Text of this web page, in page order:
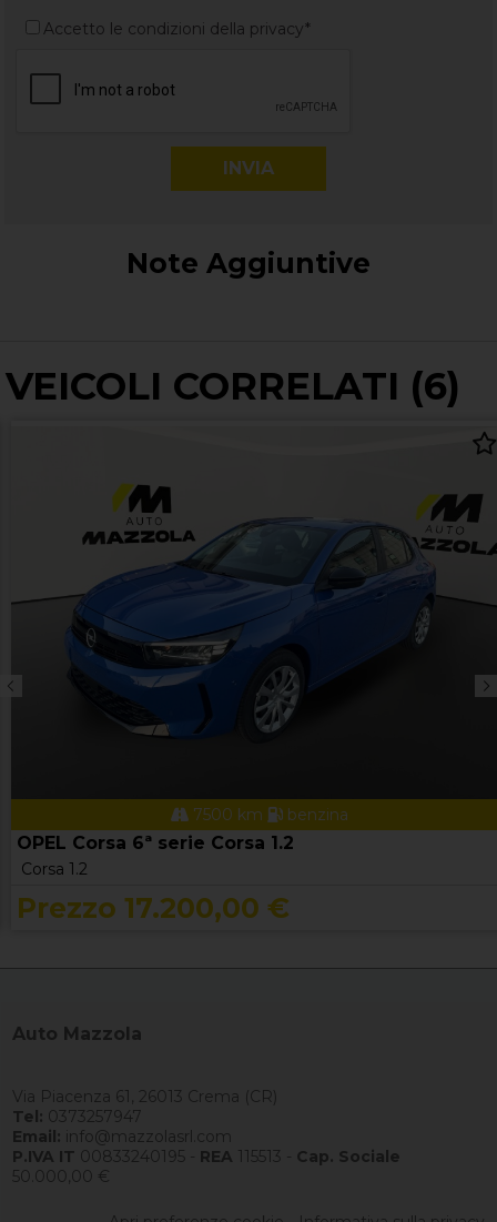
Accetto le condizioni della privacy*
Note Aggiuntive
VEICOLI CORRELATI (6)
7500 km benzina
OPEL Corsa 6ª serie Corsa 1.2
Corsa 1.2
Prezzo 17.200,00 €
Auto Mazzola
Via Piacenza 61, 26013 Crema (CR)
Tel: 0373257947
Email: info@mazzolasrl.com
P.IVA IT 00833240195 - REA 115513 - Cap. Sociale
50.000,00 €